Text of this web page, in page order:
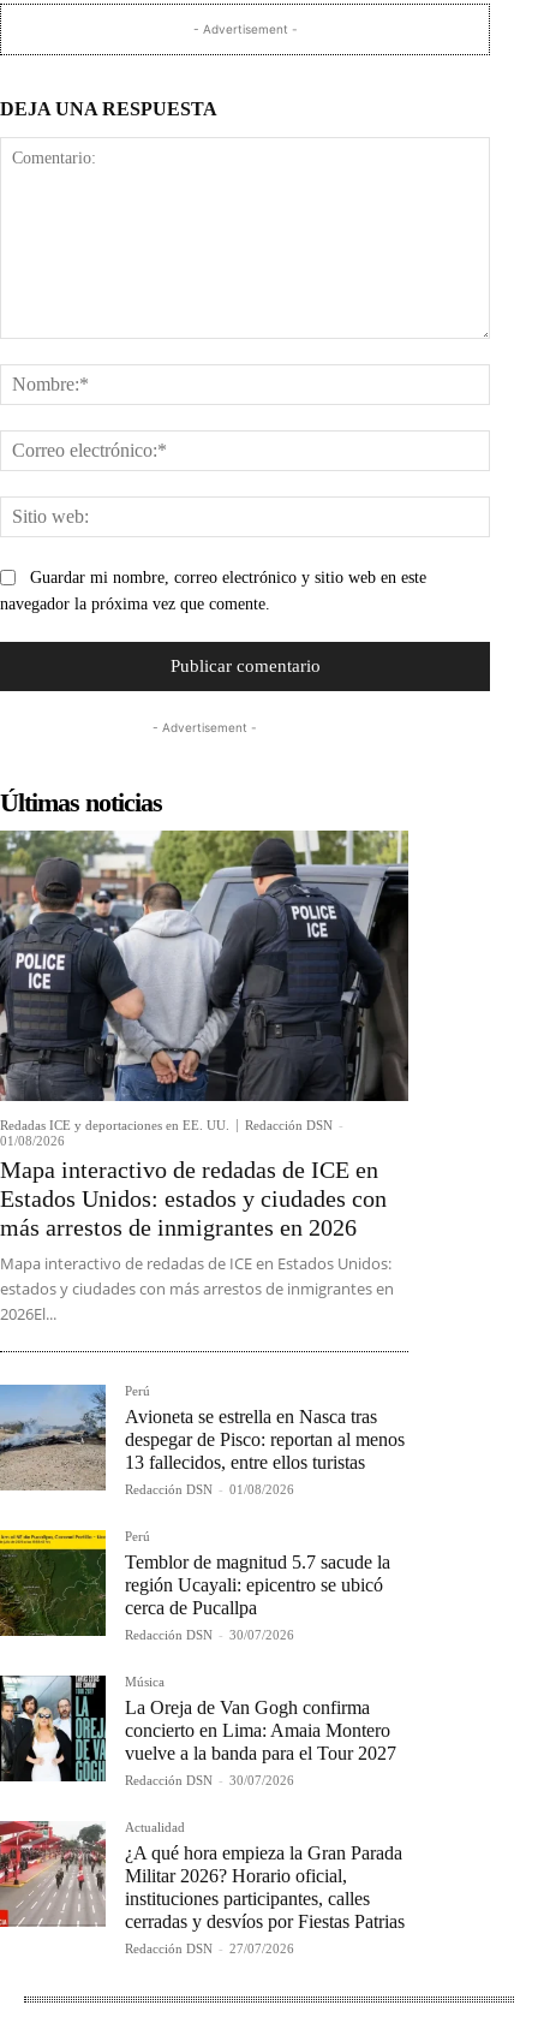
- Advertisement -
DEJA UNA RESPUESTA
web:
Guardar mi nombre, correo electrónico y sitio web en este
navegador la próxima vez que comente.
- Advertisement -
Últimas noticias
Redadas ICE y deportaciones en EE. UU. Redacción DSN -
01/08/2026
Mapa interactivo de redadas de ICE en
Estados Unidos: estados y ciudades con
más arrestos de inmigrantes en 2026
Mapa interactivo de redadas de ICE en Estados Unidos:
estados y ciudades con más arrestos de inmigrantes en
2026El...
Perú
Avioneta se estrella en Nasca tras
despegar de Pisco: reportan al menos
13 fallecidos, entre ellos turistas
Redacción DSN - 01/08/2026
Perú
Temblor de magnitud 5.7 sacude la
región Ucayali: epicentro se ubicó
cerca de Pucallpa
Redacción DSN - 30/07/2026
Música
La Oreja de Van Gogh confirma
concierto en Lima: Amaia Montero
vuelve a la banda para el Tour 2027
Redacción DSN - 30/07/2026
Actualidad
¿A qué hora empieza la Gran Parada
Militar 2026? Horario oficial,
instituciones participantes, calles
cerradas y desvíos por Fiestas Patrias
Redacción DSN - 27/07/2026